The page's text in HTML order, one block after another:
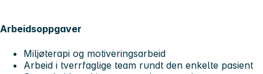
Arbeidsoppgaver
Miljøterapi og motiveringsarbeid
Arbeid i tverrfaglige team rundt den enkelte pasient